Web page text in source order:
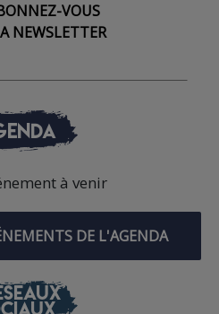
VOUS
NEWSLETTER
à venir
DE L'AGENDA